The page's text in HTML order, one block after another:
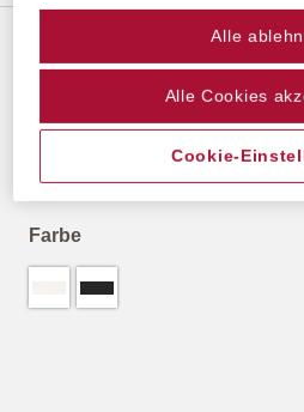
TARASSA
8,31 € *
Farbe
Bildergalerie
Alle
Alle Cookies
Cookie-